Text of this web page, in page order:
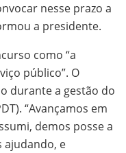
nesse prazo a
a presidente.
como “a
público”. O
durante a gestão do
“Avançamos em
demos posse a
ajudando, e